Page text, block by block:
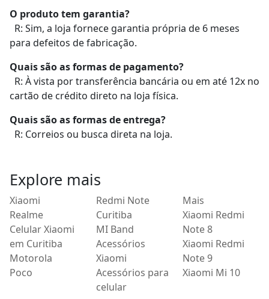
O produto tem garantia?
R: Sim, a loja fornece garantia própria de 6 meses
para defeitos de fabricação.
Quais são as formas de pagamento?
R: À vista por transferência bancária ou em até 12x no
cartão de crédito direto na loja física.
Quais são as formas de entrega?
R: Correios ou busca direta na loja.
Explore mais
Xiaomi
Realme
Celular Xiaomi
em Curitiba
Motorola
Poco
Redmi Note
Curitiba
MI Band
Acessórios
Xiaomi
Acessórios para
celular
Mais
Xiaomi Redmi
Note 8
Xiaomi Redmi
Note 9
Xiaomi Mi 10